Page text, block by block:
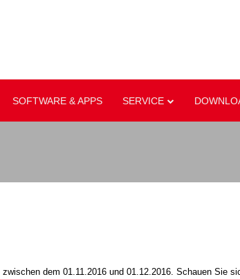
SOFTWARE & APPS SERVICE
dem 01.11.2016 und 01.12.2016. Schauen Sie